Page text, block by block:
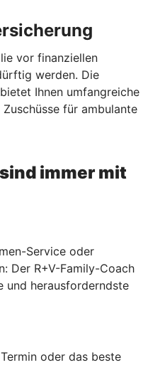
vor finanziellen
werden. Die
Ihnen umfangreiche
für ambulante
immer mit
Service oder
Der R+V-Family-Coach
und herausforderndste
oder das beste